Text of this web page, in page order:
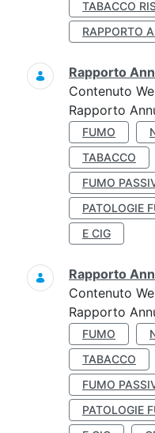
TABACCO
RAPPORTO
Rapporto
Contenuto
Rapporto
FUMO
TABACCO
FUMO
PATOLOGIE
E CIG
Rapporto
Contenuto
Rapporto
FUMO
TABACCO
FUMO
PATOLOGIE